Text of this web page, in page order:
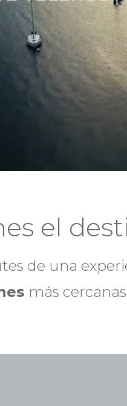
el
de una
más